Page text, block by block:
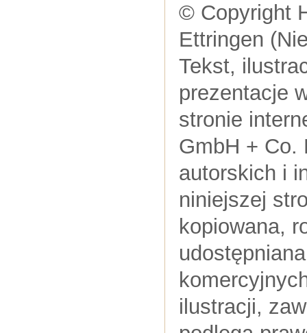
© Copyright
Ettringen
Tekst,
prezentacje
stronie
GmbH + Co.
autorskich i
niniejszej
kopiowana,
ilustracji,